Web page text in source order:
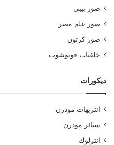
صور بيبي
صور علم مصر
صور كرتون
خلفيات فوتوشوب
ديكورات
انتريهات مودرن
ستائر مودرن
انترلوك